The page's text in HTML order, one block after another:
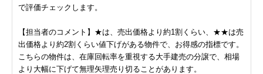
で評価チェックします。
【担当者のコメント】★は、売出価格より約1割くらい、★★は売
出価格より約2割くらい値下げがある物件で、お得感の指標です。
こちらの物件は、在庫回転率を重視する大手建売の分譲で、相場
より大幅に下げて無理矢理売り切ることがあります。